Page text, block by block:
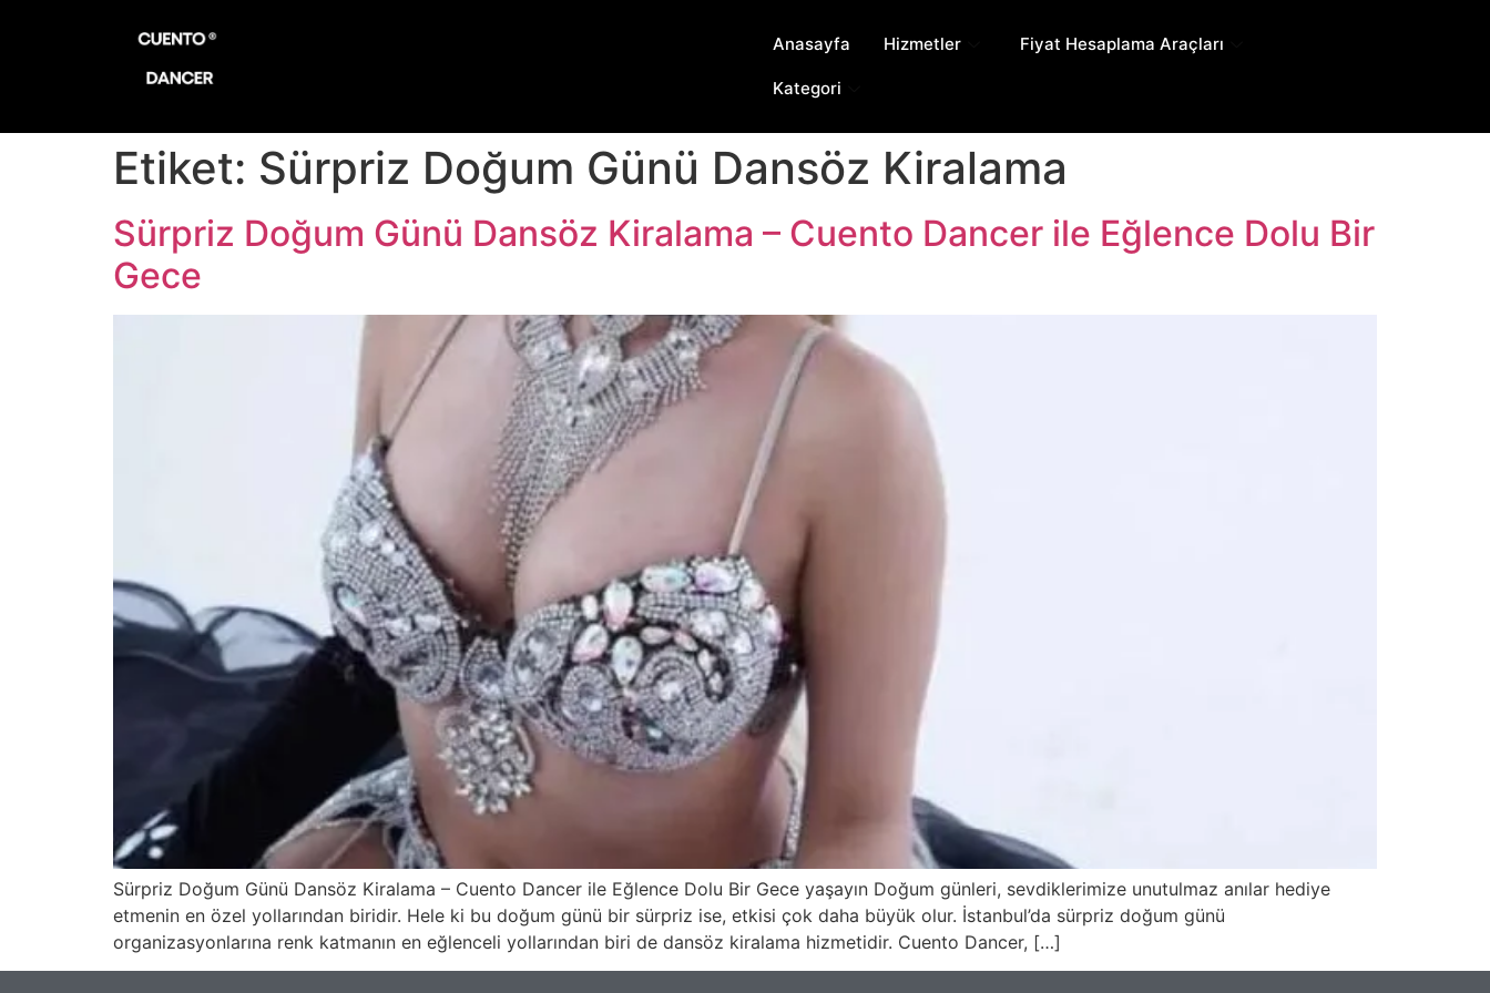
Anasayfa Hizmetler Fiyat Hesaplama Araçları
Kategori
Etiket: Sürpriz Doğum Günü Dansöz Kiralama
Sürpriz Doğum Günü Dansöz Kiralama – Cuento Dancer ile Eğlence Dolu Bir
Gece
Sürpriz Doğum Günü Dansöz Kiralama – Cuento Dancer ile Eğlence Dolu Bir Gece yaşayın Doğum günleri, sevdiklerimize unutulmaz anılar hediye
etmenin en özel yollarından biridir. Hele ki bu doğum günü bir sürpriz ise, etkisi çok daha büyük olur. İstanbul’da sürpriz doğum günü
organizasyonlarına renk katmanın en eğlenceli yollarından biri de dansöz kiralama hizmetidir. Cuento Dancer, […]